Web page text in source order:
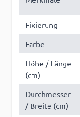
Fixierung
Farbe
Höhe / Länge
(cm)
Durchmesser
/ Breite (cm)